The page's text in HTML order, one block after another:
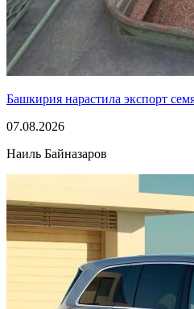
Башкирия нарастила экспорт
07.08.2026
Наиль Байназаров